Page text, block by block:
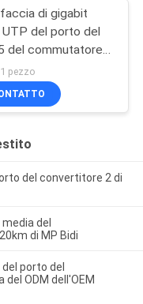
di gigabit
UTP del porto del
del commutatore
del supporto della
di baccano IP40
pezzo
del convertitore 2 di
del
di MP Bidi
porto del
ODM dell'OEM